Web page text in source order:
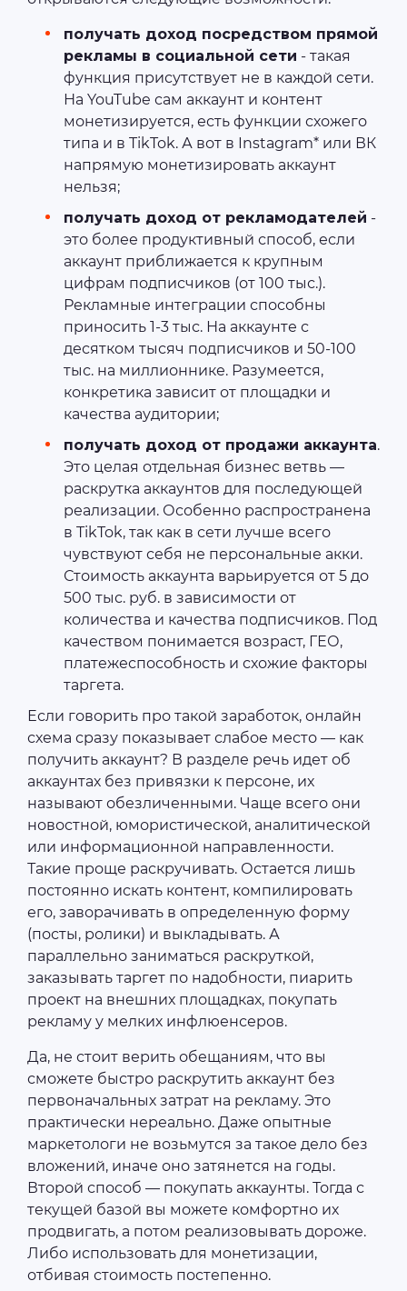
получать доход посредством прямой
рекламы в социальной сети - такая
функция присутствует не в каждой сети.
На YouTube сам аккаунт и контент
монетизируется, есть функции схожего
типа и в TikTok. А вот в Instagram* или ВК
напрямую монетизировать аккаунт
нельзя;
получать доход от рекламодателей -
это более продуктивный способ, если
аккаунт приближается к крупным
цифрам подписчиков (от 100 тыс.).
Рекламные интеграции способны
приносить 1-3 тыс. На аккаунте с
десятком тысяч подписчиков и 50-100
тыс. на миллионнике. Разумеется,
конкретика зависит от площадки и
качества аудитории;
получать доход от продажи аккаунта.
Это целая отдельная бизнес ветвь ―
раскрутка аккаунтов для последующей
реализации. Особенно распространена
в TikTok, так как в сети лучше всего
чувствуют себя не персональные акки.
Стоимость аккаунта варьируется от 5 до
500 тыс. руб. в зависимости от
количества и качества подписчиков. Под
качеством понимается возраст, ГЕО,
платежеспособность и схожие факторы
таргета.
Если говорить про такой заработок, онлайн
схема сразу показывает слабое место ― как
получить аккаунт? В разделе речь идет об
аккаунтах без привязки к персоне, их
называют обезличенными. Чаще всего они
новостной, юмористической, аналитической
или информационной направленности.
Такие проще раскручивать. Остается лишь
постоянно искать контент, компилировать
его, заворачивать в определенную форму
(посты, ролики) и выкладывать. А
параллельно заниматься раскруткой,
заказывать таргет по надобности, пиарить
проект на внешних площадках, покупать
рекламу у мелких инфлюенсеров.
Да, не стоит верить обещаниям, что вы
сможете быстро раскрутить аккаунт без
первоначальных затрат на рекламу. Это
практически нереально. Даже опытные
маркетологи не возьмутся за такое дело без
вложений, иначе оно затянется на годы.
Второй способ ― покупать аккаунты. Тогда с
текущей базой вы можете комфортно их
продвигать, а потом реализовывать дороже.
Либо использовать для монетизации,
отбивая стоимость постепенно.